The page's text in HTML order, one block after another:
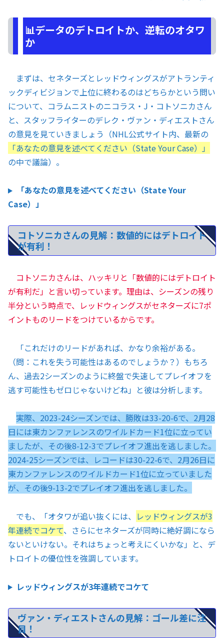
📊データのデトロイトか、逆転のオタワ
か
まずは、セネターズとレッドウィングスがアトランティ
ックディビジョンで上位に終わるのはどちらかという問い
について、コラムニストのニコラス・J・コトソニカさん
と、スタッフライターのデレク・ヴァン・ディエストさん
の意見を見ていきましょう（NHL公式サイト内、最新の
「あなたの意見を述べてください（State Your Case）」
の中で議論）。
「あなたの意見を述べてください（State Your
Case）」
コトソニカさんの見解：数値的にはデトロイト
が有利！
コトソニカさんは、ハッキリと「数値的にはデトロイト
が有利だ」と言い切っています。理由は、シーズンの残り
半分という時点で、レッドウィングスがセネターズに7ポ
イントものリードをつけているからです。
「これだけのリードがあれば、かなり余裕がある。
（問：これを失う可能性はあるのでしょうか？）もちろ
ん、過去2シーズンのように終盤で失速してプレイオフを
逃す可能性もゼロじゃないけどね」と彼は分析します。
実際、2023-24シーズンでは、勝敗は33-20-6で、2月28
日には東カンファレンスのワイルドカード1位に立ってい
ましたが、その後8-12-3でプレイオフ進出を逃しました。
2024-25シーズンでは、レコードは30-22-6で、2月26日に
東カンファレンスのワイルドカード1位に立っていました
が、その後9-13-2でプレイオフ進出を逃しました。
でも、「オタワが追い抜くには、 レッドウィングスが3
年連続でコケて、さらにセネターズが同時に絶好調になら
ないといけない。それはちょっと考えにくいかな」と、デ
トロイトの優位性を強調しています。
レッドウィングスが3年連続でコケて
ヴァン・ディエストさんの見解：ゴール差に注
目！